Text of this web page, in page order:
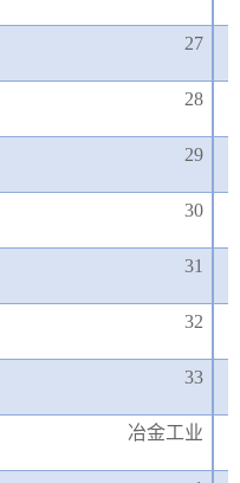
27
28
29
30
31
32
33
冶金工业